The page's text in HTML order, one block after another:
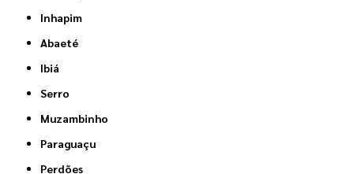
Inhapim
Abaeté
Ibiá
Serro
Muzambinho
Paraguaçu
Perdões